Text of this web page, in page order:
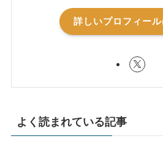
詳しいプロフィー
よく読まれている記事